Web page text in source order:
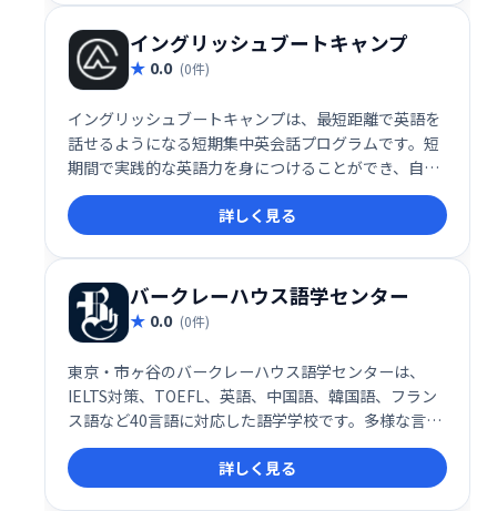
イングリッシュブートキャンプ
0.0 (0件)
イングリッシュブートキャンプは、最短距離で英語を
話せるようになる短期集中英会話プログラムです。短
期間で実践的な英語力を身につけることができ、自信
を持って英語を話せるようになることを目指します。
詳しく見る
バークレーハウス語学センター
0.0 (0件)
東京・市ヶ谷のバークレーハウス語学センターは、
IELTS対策、TOEFL、英語、中国語、韓国語、フラン
ス語など40言語に対応した語学学校です。多様な言語
学習ニーズに対応し、高いレベルの語学力を目指す方
をサポートします。充実したカリキュラムと経験豊富
な講師陣で、学習目標の達成を支援します。
詳しく見る